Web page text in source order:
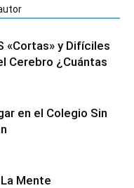
«Cortas» y Difíciles
Cerebro ¿Cuántas
en el Colegio Sin
Mente